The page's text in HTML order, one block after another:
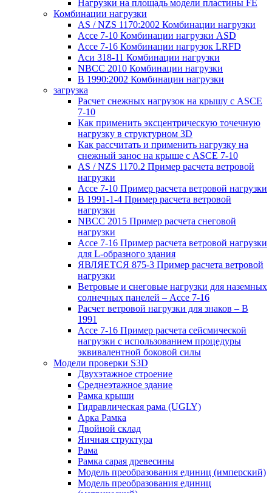
Нагрузки на площадь модели пластины FE
Комбинации нагрузки
AS / NZS 1170:2002 Комбинации нагрузки
Ассе 7-10 Комбинации нагрузки ASD
Ассе 7-16 Комбинации нагрузок LRFD
Аси 318-11 Комбинации нагрузки
NBCC 2010 Комбинации нагрузки
В 1990:2002 Комбинации нагрузки
загрузка
Расчет снежных нагрузок на крышу с ASCE
7-10
Как применить эксцентрическую точечную
нагрузку в структурном 3D
Как рассчитать и применить нагрузку на
снежный занос на крыше с ASCE 7-10
AS / NZS 1170.2 Пример расчета ветровой
нагрузки
Ассе 7-10 Пример расчета ветровой нагрузки
В 1991-1-4 Пример расчета ветровой
нагрузки
NBCC 2015 Пример расчета снеговой
нагрузки
Ассе 7-16 Пример расчета ветровой нагрузки
для L-образного здания
ЯВЛЯЕТСЯ 875-3 Пример расчета ветровой
нагрузки
Ветровые и снеговые нагрузки для наземных
солнечных панелей – Ассе 7-16
Расчет ветровой нагрузки для знаков – В
1991
Ассе 7-16 Пример расчета сейсмической
нагрузки с использованием процедуры
эквивалентной боковой силы
Модели проверки S3D
Двухэтажное строение
Среднеэтажное здание
Рамка крыши
Гидравлическая рама (UGLY)
Арка Рамка
Двойной склад
Яичная структура
Рама
Рамка сарая древесины
Модель преобразования единиц (имперский)
Модель преобразования единиц